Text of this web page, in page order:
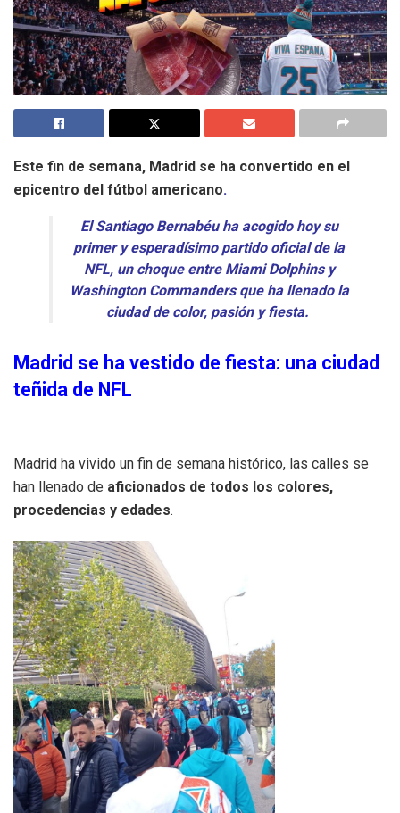
Este fin de semana, Madrid se ha convertido en el
epicentro del fútbol americano.
El Santiago Bernabéu ha acogido hoy su
primer y esperadísimo partido oficial de la
NFL, un choque entre Miami Dolphins y
Washington Commanders que ha llenado la
ciudad de color, pasión y fiesta.
Madrid se ha vestido de fiesta: una ciudad
teñida de NFL
Madrid ha vivido un fin de semana histórico, las calles se
han llenado de aficionados de todos los colores,
procedencias y edades.